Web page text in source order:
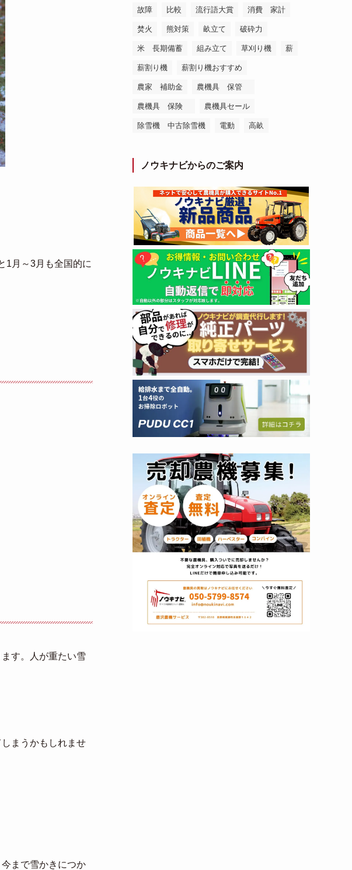
1月～3月も全国的に
す。人が重たい雪
まうかもしれませ
まで雪かきにつか
故障 比較 流行語大賞 消費 家計
焚火 熊対策 畝立て 破砕力
米 長期備蓄 組み立て 草刈り機 薪
薪割り機 薪割り機おすすめ
農家 補助金 農機具 保管
農機具 保険 農機具セール
除雪機 中古除雪機 電動 高畝
ノウキナビからのご案内